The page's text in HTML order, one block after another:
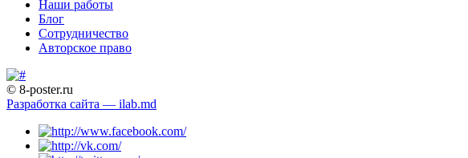
Наши работы
Блог
Сотрудничество
Авторское право
© 8-poster.ru
Разработка сайта — ilab.md